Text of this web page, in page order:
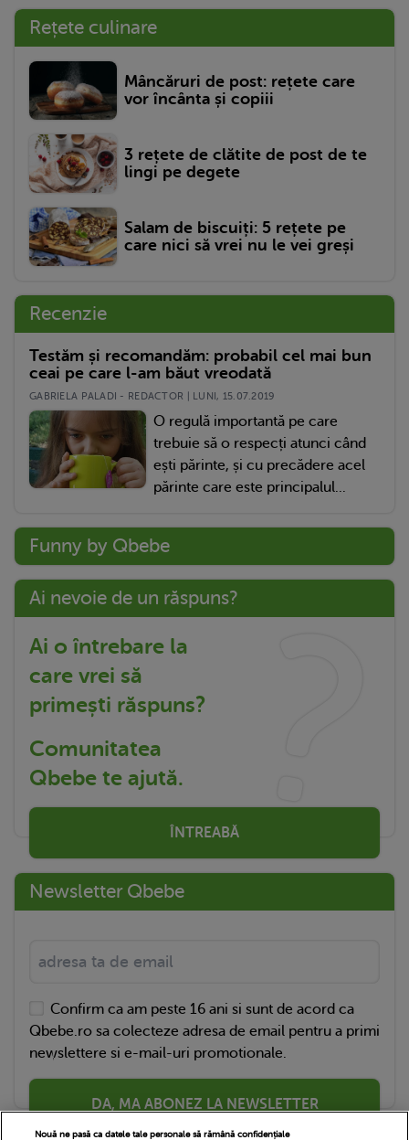
Rețete culinare
Mâncăruri de post: rețete care
vor încânta și copiii
3 rețete de clătite de post de te
lingi pe degete
Salam de biscuiți: 5 rețete pe
care nici să vrei nu le vei greși
Recenzie
Testăm și recomandăm: probabil cel mai bun
ceai pe care l-am băut vreodată
GABRIELA PALADI - REDACTOR | LUNI, 15.07.2019
O regulă importantă pe care
trebuie să o respecți atunci când
ești părinte, și cu precădere acel
părinte care este principalul...
Funny by Qbebe
Ai nevoie de un răspuns?
Ai o întrebare la
care vrei să
primești răspuns?
Comunitatea
Qbebe te ajută.
ÎNTREABĂ
Newsletter Qbebe
Confirm ca am peste 16 ani si sunt de acord ca
Qbebe.ro sa colecteze adresa de email pentru a primi
newslettere si e-mail-uri promotionale.
DA, MA ABONEZ LA NEWSLETTER
Nouă ne pasă ca datele tale personale să rămână confidențiale